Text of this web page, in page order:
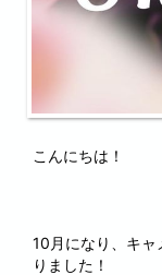
こんにちは！
10月になり、キャ
りました！